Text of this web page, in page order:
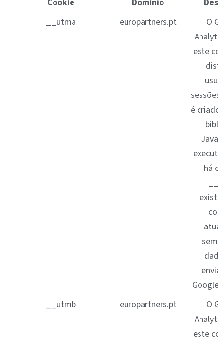
Cookie Dominio
__utma
europartners.pt
O
este
é
há
__utmb
europartners.pt
O
este